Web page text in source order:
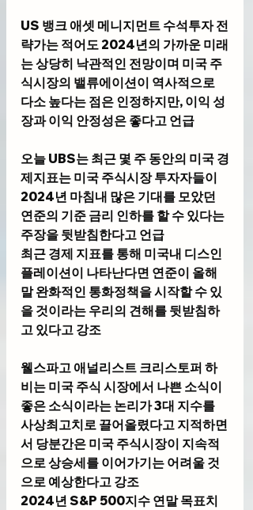
US 뱅크 애셋 메니지먼트 수석투자 전
략가는 적어도 2024년의 가까운 미래
는 상당히 낙관적인 전망이며 미국 주
식시장의 밸류에이션이 역사적으로
다소 높다는 점은 인정하지만, 이익 성
장과 이익 안정성은 좋다고 언급
오늘 UBS는 최근 몇 주 동안의 미국 경
제지표는 미국 주식시장 투자자들이
2024년 마침내 많은 기대를 모았던
연준의 기준 금리 인하를 할 수 있다는
주장을 뒷받침한다고 언급
최근 경제 지표를 통해 미국내 디스인
플레이션이 나타난다면 연준이 올해
말 완화적인 통화정책을 시작할 수 있
을 것이라는 우리의 견해를 뒷받침하
고 있다고 강조
웰스파고 애널리스트 크리스토퍼 하
비는 미국 주식 시장에서 나쁜 소식이
좋은 소식이라는 논리가 3대 지수를
사상최고치로 끌어올렸다고 지적하면
서 당분간은 미국 주식시장이 지속적
으로 상승세를 이어가기는 어려울 것
으로 예상한다고 강조
2024년 S&P 500지수 연말 목표치